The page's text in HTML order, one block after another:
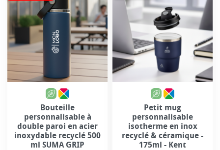
Bouteille
personnalisable à
double paroi en acier
inoxydable recyclé 500
ml SUMA GRIP
Petit mug
personnalisable
isotherme en inox
recyclé & céramique -
175ml - Kent